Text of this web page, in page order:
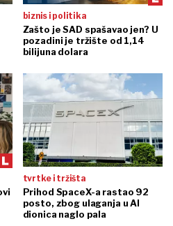
biznis i politika
Zašto je SAD spašavao jen? U
pozadini je tržište od 1,14
bilijuna dolara
tvrtke i tržišta
Prihod SpaceX-a rastao 92
posto, zbog ulaganja u AI
dionica naglo pala